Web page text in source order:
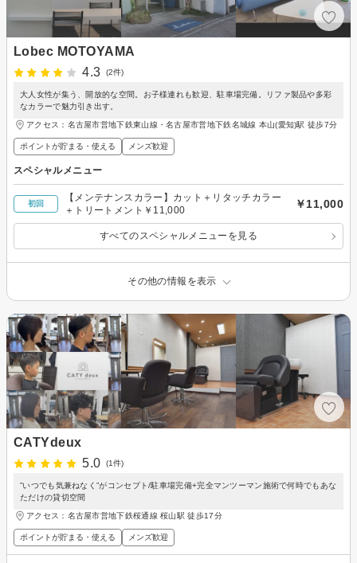
Lobec MOTOYAMA
4.3
(2件)
大人女性が集う、開放的な空間。お子様連れも歓迎、駐車場完備。リファ製品や多彩
なカラーで魅力引き出す。
アクセス：名古屋市営地下鉄東山線・名古屋市営地下鉄名城線 本山(愛知)駅 徒歩7分
ポイントが貯まる・使える メンズ歓迎
スペシャルメニュー
初回
【メンテナンスカラー】カット＋リタッチカラー
＋トリートメント￥11,000
￥11,000
すべてのスペシャルメニューを見る
その他の情報を表示
CATYdeux
5.0
(1件)
”いつでも気兼ねなく”がコンセプト/駐車場完備+完全マンツーマン施術で何時でもあな
ただけの貸切空間
アクセス：名古屋市営地下鉄桜通線 桜山駅 徒歩17分
ポイントが貯まる・使える メンズ歓迎